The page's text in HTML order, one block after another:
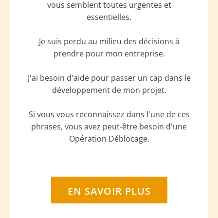
vous semblent toutes urgentes et
essentielles.
Je suis perdu au milieu des décisions à
prendre pour mon entreprise.
J'ai besoin d'aide pour passer un cap dans le
développement de mon projet.
Si vous vous reconnaissez dans l'une de ces
phrases, vous avez peut-être besoin d'une
Opération Déblocage.
EN SAVOIR PLUS